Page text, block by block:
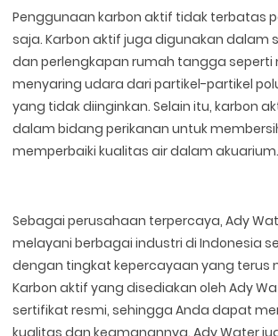
Penggunaan karbon aktif tidak terbatas
saja. Karbon aktif juga digunakan dalam
dan perlengkapan rumah tangga seperti
menyaring udara dari partikel-partikel
yang tidak diinginkan. Selain itu, karbon
dalam bidang perikanan untuk
memperbaiki kualitas air dalam akuarium.
Sebagai perusahaan terpercaya, Ady
melayani berbagai industri di Indonesia
dengan tingkat kepercayaan yang terus
Karbon aktif yang disediakan oleh Ady
sertifikat resmi, sehingga Anda dapat